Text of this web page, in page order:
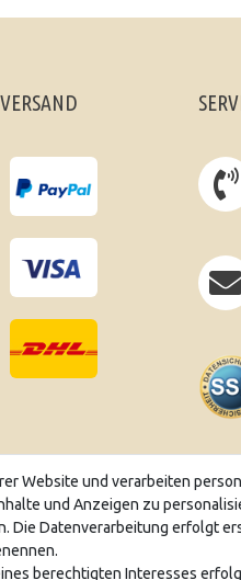
habe. Meine Einwilligung
Website und verarbeiten
und Anzeigen zu
Die Datenverarbeitung erfolgt
berechtigten Interesses